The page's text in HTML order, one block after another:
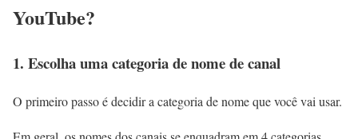
YouTube?
1. Escolha uma categoria de nome de canal
O primeiro passo é decidir a categoria de nome que você vai usar.